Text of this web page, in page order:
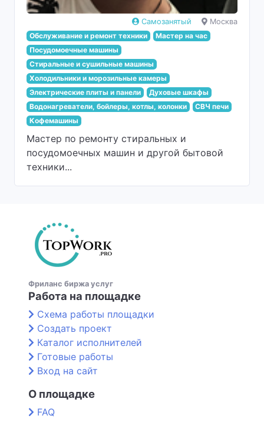
Самозанятый
Москва
Обслуживание и ремонт техники
Мастер на час
Посудомоечные машины
Стиральные и сушильные машины
Холодильники и морозильные камеры
Электрические плиты и панели
Духовые шкафы
Водонагреватели, бойлеры, котлы, колонки
СВЧ печи
Кофемашины
Мастер по ремонту стиральных и
посудомоечных машин и другой бытовой
техники...
Фриланс биржа услуг
Работа на площадке
Схема работы площадки
Создать проект
Каталог исполнителей
Готовые работы
Вход на сайт
О площадке
FAQ